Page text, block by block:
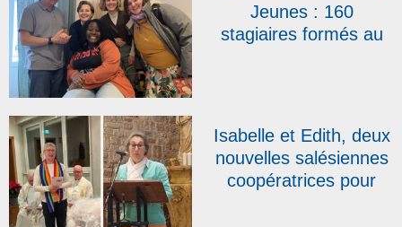
Jeunes : 160
stagiaires formés au
Isabelle et Edith, deux
nouvelles salésiennes
coopératrices pour